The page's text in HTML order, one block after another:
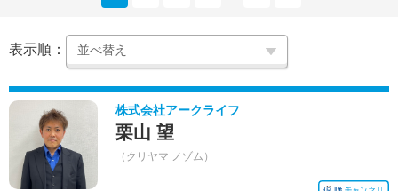
表示順：
株式会社アークライフ
栗山 望
（クリヤマ ノゾム）